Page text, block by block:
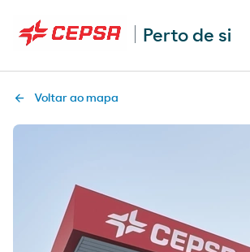
Perto de si
Voltar ao mapa